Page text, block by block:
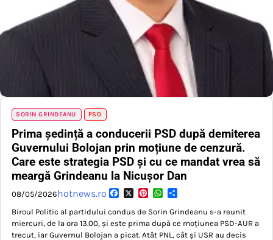
SORIN GRINDEANU PSD
Prima ședință a conducerii PSD după demiterea
Guvernului Bolojan prin moțiune de cenzură.
Care este strategia PSD și cu ce mandat vrea să
meargă Grindeanu la Nicușor Dan
08/05/2026hotnews.ro Facebook
X PinterestWhatsApp
Biroul Politic al partidului condus de Sorin Grindeanu s-a reunit
miercuri, de la ora 13.00, și este prima după ce moțiunea PSD-AUR a
trecut, iar Guvernul Bolojan a picat. Atât PNL, cât și USR au decis